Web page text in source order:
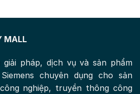
MALL
pháp, dịch vụ và sản phẩm
chuyên dụng cho sản
nghiệp, truyền thông công